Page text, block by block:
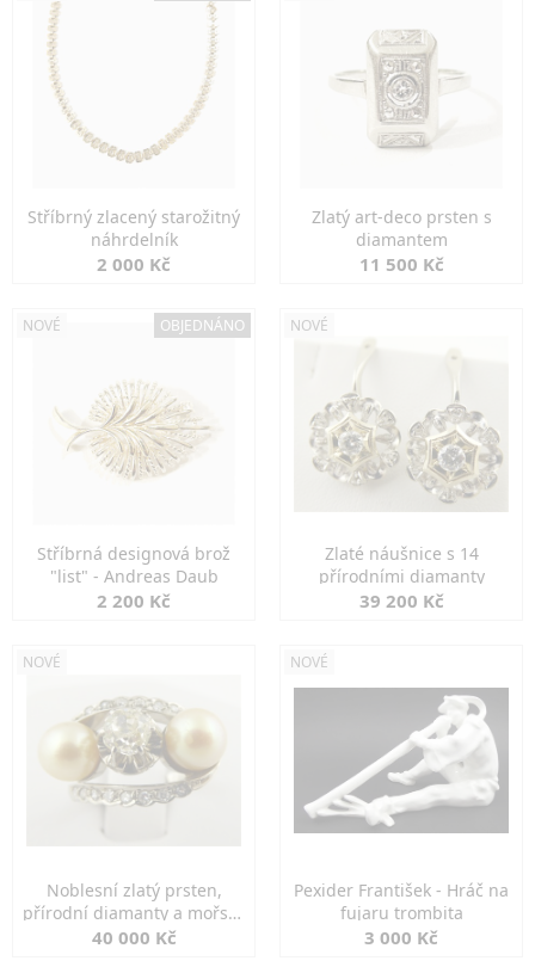
Stříbrný zlacený starožitný
náhrdelník
2 000 Kč
Zlatý art-deco prsten s
diamantem
11 500 Kč
NOVÉ OBJEDNÁNO
Stříbrná designová brož
"list" - Andreas Daub
2 200 Kč
NOVÉ
Zlaté náušnice s 14
přírodními diamanty
39 200 Kč
NOVÉ
Noblesní zlatý prsten,
přírodní diamanty a mořské
perly
40 000 Kč
NOVÉ
Pexider František - Hráč na
fujaru trombita
3 000 Kč